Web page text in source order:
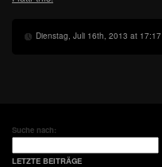
Dienstag, Juli 16th, 2013 at 17:17
Suche nach:
LETZTE BEITRÄGE